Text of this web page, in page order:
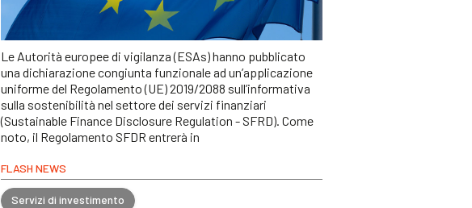
Le Autorità europee di vigilanza (ESAs) hanno pubblicato
una dichiarazione congiunta funzionale ad un’applicazione
uniforme del Regolamento (UE) 2019/2088 sull’informativa
sulla sostenibilità nel settore dei servizi finanziari
(Sustainable Finance Disclosure Regulation - SFRD). Come
noto, il Regolamento SFDR entrerà in
FLASH NEWS
Servizi di investimento